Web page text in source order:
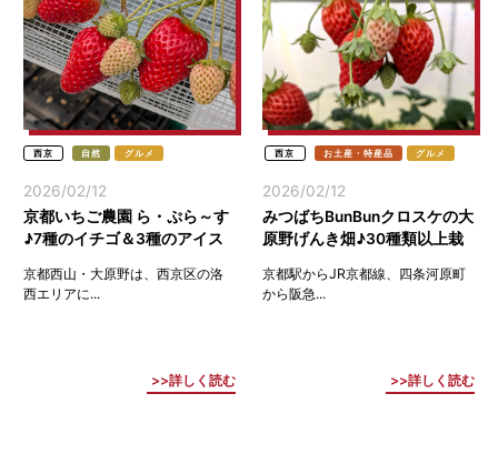
西京 自然 グルメ
2026/02/12
京都いちご農園 ら・ぷら～す
♪7種のイチゴ＆3種のアイス
京都西山・大原野は、西京区の洛
西エリアに...
詳しく読む
西京 お土産・特産品 グルメ
2026/02/12
みつばちBunBunクロスケの大
原野げんき畑♪30種類以上栽
京都駅からJR京都線、四条河原町
から阪急...
詳しく読む